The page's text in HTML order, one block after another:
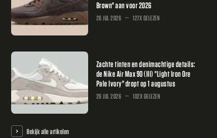
Brown" aan voor 2026
26 JUL 2026 127X GELEZEN
Zachte tinten en denimachtige details:
de Nike Air Max 90 (III) "Light Iron Ore
Pale Ivory" dropt op 1 augustus
26 JUL 2026 102X GELEZEN
Bekijk alle artikelen